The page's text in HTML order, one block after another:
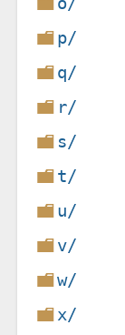
p/
q/
r/
s/
t/
u/
v/
w/
x/